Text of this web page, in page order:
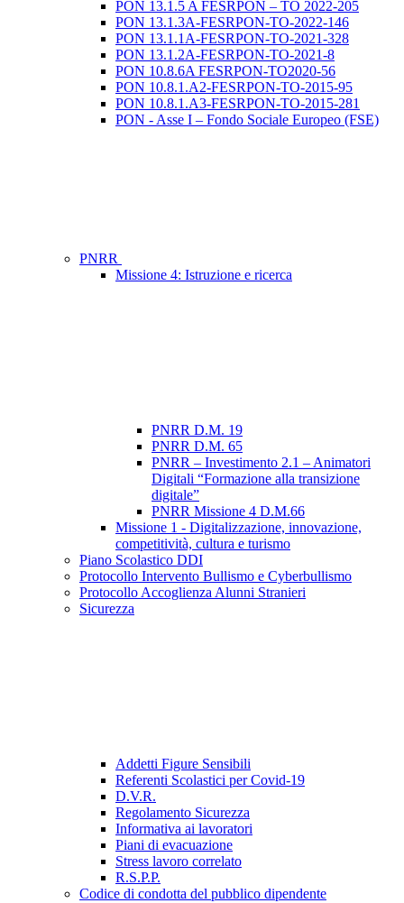
PON 13.1.5 A FESRPON – TO 2022-205
PON 13.1.3A-FESRPON-TO-2022-146
PON 13.1.1A-FESRPON-TO-2021-328
PON 13.1.2A-FESRPON-TO-2021-8
PON 10.8.6A FESRPON-TO2020-56
PON 10.8.1.A2-FESRPON-TO-2015-95
PON 10.8.1.A3-FESRPON-TO-2015-281
PON - Asse I – Fondo Sociale Europeo (FSE)
PNRR
Missione 4: Istruzione e ricerca
PNRR D.M. 19
PNRR D.M. 65
PNRR – Investimento 2.1 – Animatori
Digitali “Formazione alla transizione
digitale”
PNRR Missione 4 D.M.66
Missione 1 - Digitalizzazione, innovazione,
competitività, cultura e turismo
Piano Scolastico DDI
Protocollo Intervento Bullismo e Cyberbullismo
Protocollo Accoglienza Alunni Stranieri
Sicurezza
Addetti Figure Sensibili
Referenti Scolastici per Covid-19
D.V.R.
Regolamento Sicurezza
Informativa ai lavoratori
Piani di evacuazione
Stress lavoro correlato
R.S.P.P.
Codice di condotta del pubblico dipendente